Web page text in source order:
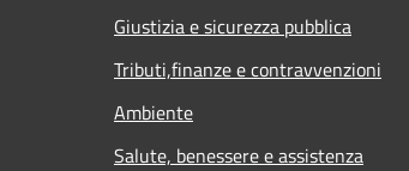
Giustizia e sicurezza pubblica
Tributi,finanze e contravvenzioni
Ambiente
Salute, benessere e assistenza